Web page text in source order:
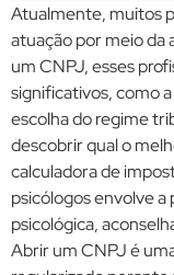
Atualmente, muitos
atuação por meio da
um CNPJ, esses
significativos, como
escolha do regime
descobrir qual o
calculadora de
psicólogos envolve a
psicológica,
Abrir um CNPJ é